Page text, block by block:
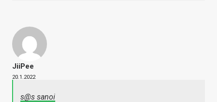
JiiPee
20.1.2022
s@s sanoi